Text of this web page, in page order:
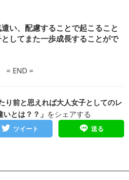
い、配慮することで起こること
してまた一歩成長することがで
= END =
り前と思えれば大人女子としてのレ
とは？？」 をシェアする
ツイート 送る